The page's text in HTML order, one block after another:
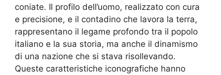
coniate. Il profilo dell’uomo, realizzato con cura
e precisione, e il contadino che lavora la terra,
rappresentano il legame profondo tra il popolo
italiano e la sua storia, ma anche il dinamismo
di una nazione che si stava risollevando.
Queste caratteristiche iconografiche hanno